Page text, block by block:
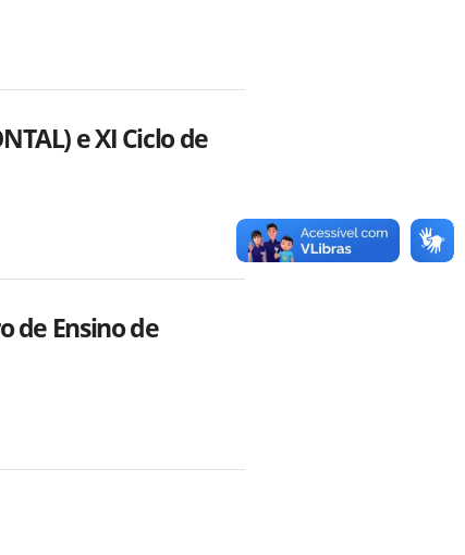
e XI Ciclo de
de Ensino de